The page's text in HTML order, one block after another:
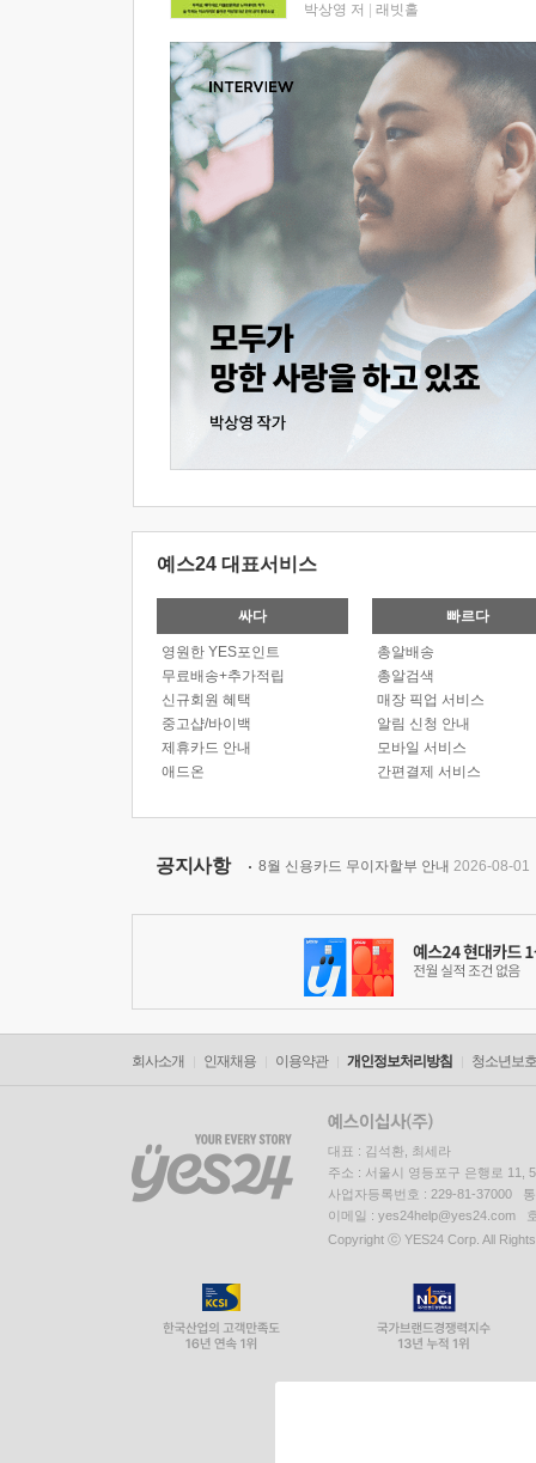
박상영 저 래빗홀
예스24 대표서비스
싸다
영원한 YES포인트
무료배송+추가적립
신규회원 혜택
중고샵/바이백
제휴카드 안내
애드온
빠르다
총알배송
총알검색
매장 픽업 서비스
알림 신청 안내
모바일 서비스
간편결제 서비스
공지사항 8월 신용카드 무이자할부 안내 2026-08-01
회사소개 인재채용 이용약관 개인정보처리방침 청소년보
대표 : 김석환, 최세라
주소 : 서울시 영등포구 은행로 11,
사업자등록번호 : 229-81-37000
이메일 : yes24help@yes24.com
Copyright ⓒ YES24 Corp. All